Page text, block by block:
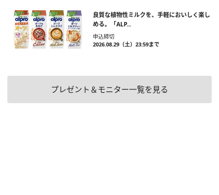
良質な植物性ミルクを、手軽においしく楽し
める。「ALP...
申込締切
2026.08.29（土）23:59まで
プレゼント＆モニター一覧を見る